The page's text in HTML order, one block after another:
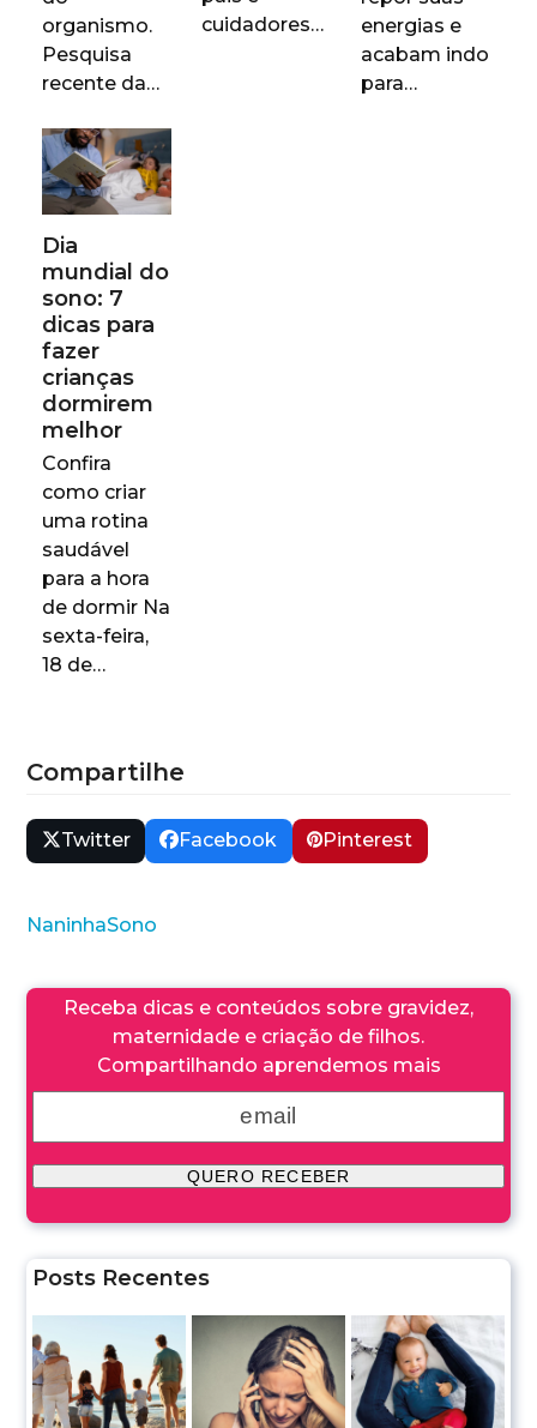
organismo.
Pesquisa
recente da…
cuidadores…
energias e
acabam indo
para…
Dia
mundial do
sono: 7
dicas para
fazer
crianças
dormirem
melhor
Confira
como criar
uma rotina
saudável
para a hora
de dormir Na
sexta-feira,
18 de…
Compartilhe
Twitter Facebook Pinterest
NaninhaSono
Receba dicas e conteúdos sobre gravidez,
maternidade e criação de filhos.
Compartilhando aprendemos mais
Posts Recentes